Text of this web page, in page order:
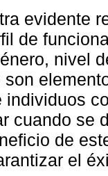
evidente
de
nivel
individuos
cuando se
de
el